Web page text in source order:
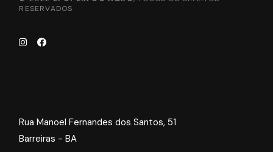
RESERVADOS
Rua Manoel Fernandes dos Santos, 51
Barreiras - BA